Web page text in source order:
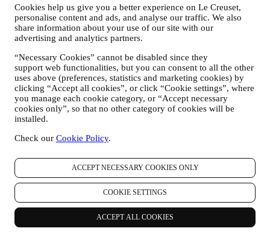
Cookies help us give you a better experience on Le Creuset,
personalise content and ads, and analyse our traffic. We also
share information about your use of our site with our
advertising and analytics partners.
“Necessary Cookies” cannot be disabled since they
support web functionalities, but you can consent to all the other
uses above (preferences, statistics and marketing cookies) by
clicking “Accept all cookies”, or click “Cookie settings”, where
you manage each cookie category, or “Accept necessary
cookies only”, so that no other category of cookies will be
installed.
Check our Cookie Policy.
ACCEPT NECESSARY COOKIES ONLY
COOKIE SETTINGS
ACCEPT ALL COOKIES
ii. dati relativi ai vostri acquisti, ad esempio, data e ora
dell’acquisto, data di consegna, dati sul prodotto e sul
pagamento, dati per la gestione degli ordini;
iii. dati riguardo alla vostra cronologia di navigazione online
(ad es., identificativi online, quali il vostro indirizzo IP, la
versione del browser, il sistema operativo, la durata della
visita, precedenti visite, l’area geografica di provenienza) che
vengono raccolti durante le vostre visite al Sito (come utenti
registrati o ospiti) utilizzando log e/o tecnologie di
tracciamento come i “cookie” e tecnologie simili (compresi i
pixel di tracciamento nelle e-mail), al fine di migliorare i nostri
maggior parte dei casi non saremo in grado di identificarvi
raccolta dei dati tramite cookie, si prega di leggere la nostra
Politica sui cookie.
iv. vostri feedback, richieste, reclami, domande o interazioni
con noi (ad esempio i vostri messaggi, chat, post di social
media, email o telefonate).
I dati personali che raccogliamo da voi quando utilizzate il Sito o